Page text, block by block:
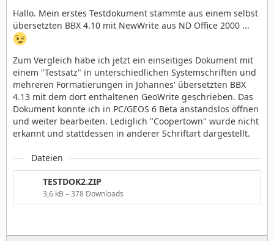
Hallo. Mein erstes Testdokument stammte aus einem selbst
übersetzten BBX 4.10 mit NewWrite aus ND Office 2000 ...
Zum Vergleich habe ich jetzt ein einseitiges Dokument mit
einem "Testsatz" in unterschiedlichen Systemschriften und
mehreren Formatierungen in Johannes' übersetzten BBX
4.13 mit dem dort enthaltenen GeoWrite geschrieben. Das
Dokument konnte ich in PC/GEOS 6 Beta anstandslos öffnen
und weiter bearbeiten. Lediglich "Coopertown" wurde nicht
erkannt und stattdessen in anderer Schriftart dargestellt.
Dateien
TESTDOK2.ZIP
3,6 kB – 378 Downloads